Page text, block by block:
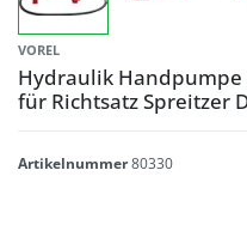
VOREL
Hydraulik Handpumpe
für Richtsatz Spreitzer
Artikelnummer80330